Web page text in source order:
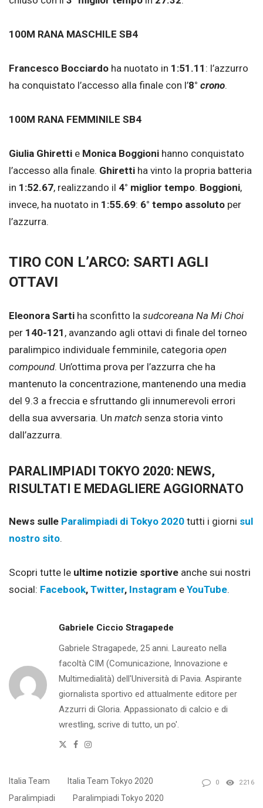
100M RANA MASCHILE SB4
Francesco Bocciardo ha nuotato in 1:51.11 : l’azzurro
ha conquistato l’accesso alla finale con l’8° crono.
100M RANA FEMMINILE SB4
Giulia Ghiretti e Monica Boggioni hanno conquistato
l’accesso alla finale. Ghiretti ha vinto la propria batteria
in 1:52.67, realizzando il 4° miglior tempo. Boggioni,
invece, ha nuotato in 1:55.69: 6° tempo assoluto per
l’azzurra.
TIRO CON L’ARCO: SARTI AGLI
OTTAVI
Eleonora Sarti ha sconfitto la sudcoreana Na Mi Choi
per 140-121 , avanzando agli ottavi di finale del torneo
paralimpico individuale femminile, categoria open
compound. Un’ottima prova per l’azzurra che ha
mantenuto la concentrazione, mantenendo una media
del 9.3 a freccia e sfruttando gli innumerevoli errori
della sua avversaria. Un match senza storia vinto
dall’azzurra.
PARALIMPIADI TOKYO 2020: NEWS,
RISULTATI E MEDAGLIERE AGGIORNATO
News sulle Paralimpiadi di Tokyo 2020 tutti i giorni sul
nostro sito.
Scopri tutte le ultime notizie sportive anche sui nostri
social: Facebook, Twitter, Instagram e YouTube.
Gabriele Ciccio Stragapede
Gabriele Stragapede, 25 anni. Laureato nella
facoltà CIM (Comunicazione, Innovazione e
Multimedialità) dell'Università di Pavia. Aspirante
giornalista sportivo ed attualmente editore per
Azzurri di Gloria. Appassionato di calcio e di
wrestling, scrive di tutto, un po'.
Twitter
Facebook
Instagram
Italia Team
Italia Team Tokyo 2020
Paralimpiadi
Paralimpiadi Tokyo 2020
0 2216